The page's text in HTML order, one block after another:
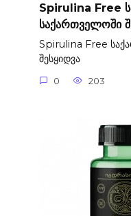
Spirulina Free
საქართველოში
Spirulina Free
შესყიდვა
0 203